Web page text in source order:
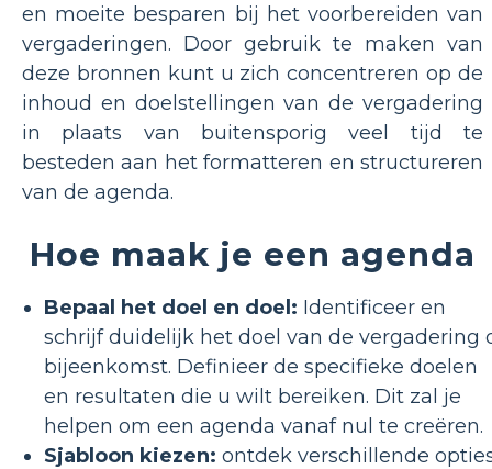
en moeite besparen bij het voorbereiden van
vergaderingen. Door gebruik te maken van
deze bronnen kunt u zich concentreren op de
inhoud en doelstellingen van de vergadering
in plaats van buitensporig veel tijd te
besteden aan het formatteren en structureren
van de agenda.
Hoe maak je een agenda
Bepaal het doel en doel: Identificeer en
schrijf duidelijk het doel van de vergadering
bijeenkomst. Definieer de specifieke doelen
en resultaten die u wilt bereiken. Dit zal je
helpen om een ​​agenda vanaf nul te creëren.
Sjabloon kiezen: ontdek verschillende